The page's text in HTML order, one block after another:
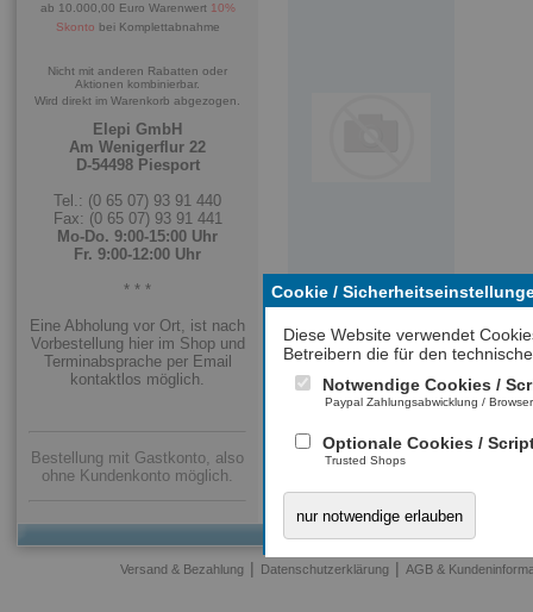
Cookie /
Diese Website verwendet
Betreibern die für den
Notwendige Cookies /
Paypal Zahlungsabwicklung /
Optionale Cookies /
Trusted Shops
nur notwendige erlauben
ab 10.000,00 Euro Warenwert 10%
Skonto bei Komplettabnahme
Nicht mit anderen Rabatten oder
Aktionen kombinierbar.
Wird direkt im Warenkorb abgezogen.
Elepi GmbH
Am Wenigerflur 22
D-54498 Piesport
Tel.: (0 65 07) 93 91 440
Fax: (0 65 07) 93 91 441
Mo-Do. 9:00-15:00 Uhr
Fr. 9:00-12:00 Uhr
* * *
Eine Abholung vor Ort, ist nach
Vorbestellung hier im Shop und
Terminabsprache per Email
kontaktlos möglich.
Bestellung mit Gastkonto, also
ohne Kundenkonto möglich.
Versand & Bezahlung | Datenschutzerklärung | AGB &